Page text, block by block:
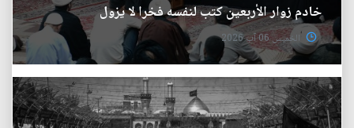
خادم زوار الأربعين كتب لنفسه فخرا لا يزول
الخميس 06 آب 2026